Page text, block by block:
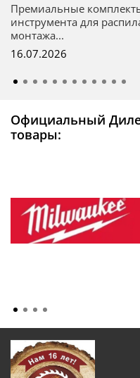
Премиальные
инструмента для
монтажа...
16.07.2026
Официальный
товары: